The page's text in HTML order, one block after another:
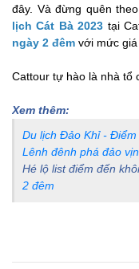
đây. Và đừng quên
lịch Cát Bà 2023 tại
ngày 2 đêm với mức
Cattour tự hào là nhà tổ
Xem thêm:
Du lịch Đảo Khỉ -
Lênh đênh phá đảo
Hé lộ list điểm đến
2 đêm